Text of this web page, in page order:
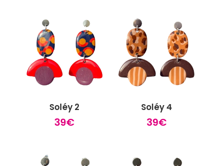
Soléy 2
39€
Soléy 4
39€